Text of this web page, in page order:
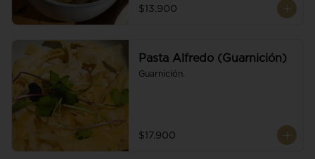
$13.900
Pasta Alfredo (Guarnición)
Guarnición.
$17.900